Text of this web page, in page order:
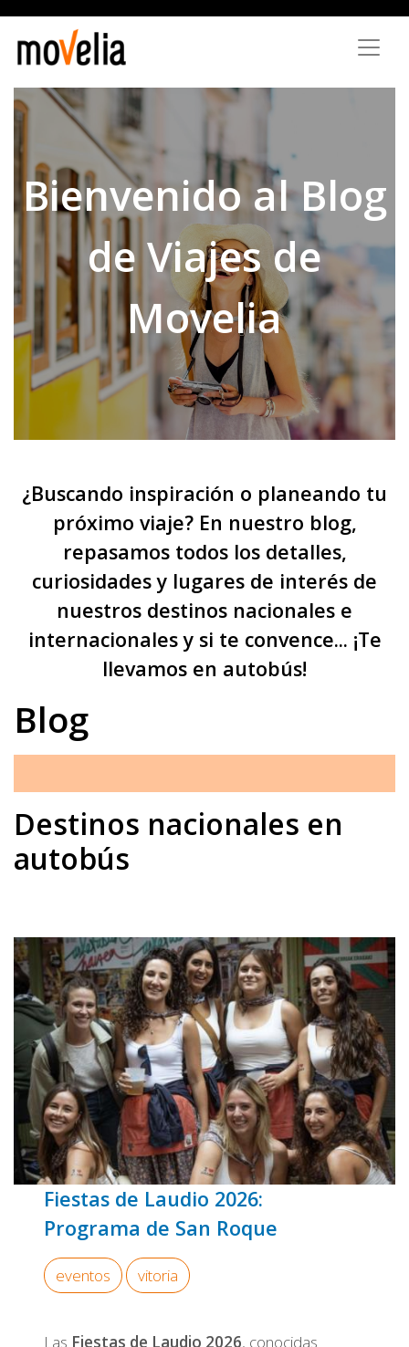
Aller
Bienvenido al Blog
de Viajes de
Movelia
¿Buscando inspiración o planeando tu
próximo viaje? En nuestro blog,
repasamos todos los detalles,
curiosidades y lugares de interés de
nuestros destinos nacionales e
internacionales y si te convence... ¡Te
llevamos en autobús!
Blog
Destinos nacionales en
autobús
Fiestas de Laudio 2026:
Programa de San Roque
eventos vitoria
Las Fiestas de Laudio 2026, conocidas